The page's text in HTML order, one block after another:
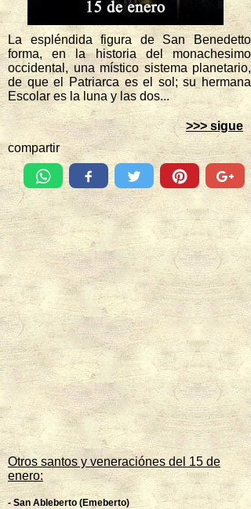
La espléndida figura de San Benedetto
forma, en la historia del monachesimo
occidental, una místico sistema planetario,
de que el Patriarca es el sol; su hermana
Escolar es la luna y las dos...
>>> sigue
compartir
Otros santos y veneraciónes del 15 de
enero:
- San Ableberto (Emeberto)